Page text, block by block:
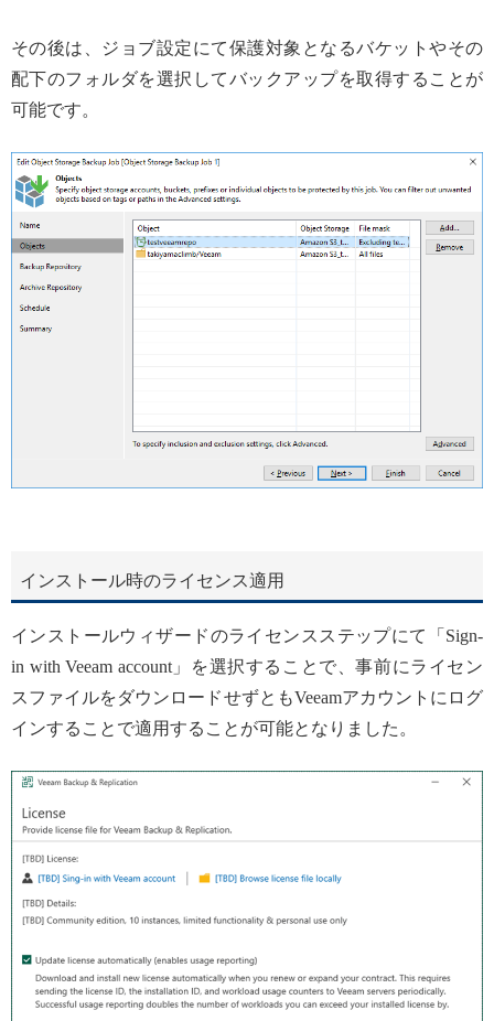
その後は、ジョブ設定にて保護対象となるバケットやその
配下のフォルダを選択してバックアップを取得することが
可能です。
インストール時のライセンス適用
インストールウィザードのライセンスステップにて「Sign-
in with Veeam account」を選択することで、事前にライセン
スファイルをダウンロードせずともVeeamアカウントにログ
インすることで適用することが可能となりました。